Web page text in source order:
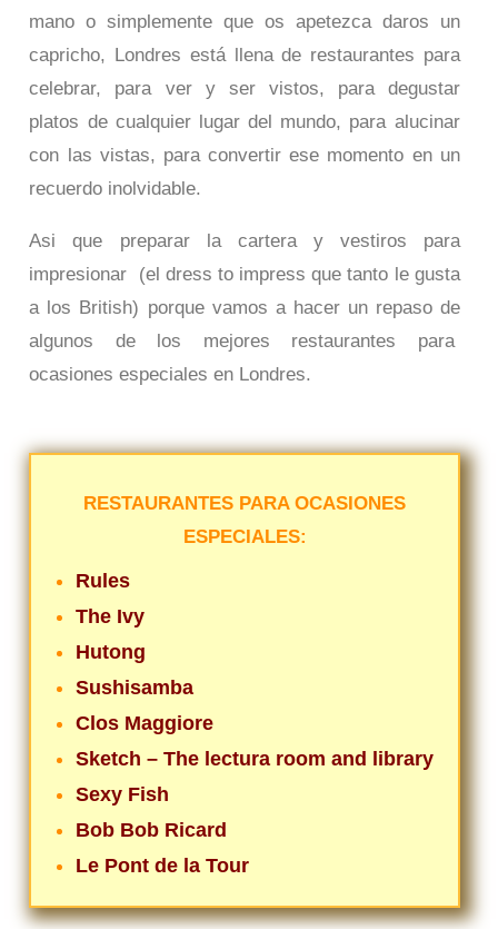
mano o simplemente que os apetezca daros un
capricho, Londres está llena de restaurantes para
celebrar, para ver y ser vistos, para degustar
platos de cualquier lugar del mundo, para alucinar
con las vistas, para convertir ese momento en un
recuerdo inolvidable.
Asi que preparar la cartera y vestiros para
impresionar (el dress to impress que tanto le gusta
a los British) porque vamos a hacer un repaso de
algunos de los mejores restaurantes para
ocasiones especiales en Londres.
RESTAURANTES PARA OCASIONES
ESPECIALES:
Rules
The Ivy
Hutong
Sushisamba
Clos Maggiore
Sketch – The lectura room and library
Sexy Fish
Bob Bob Ricard
Le Pont de la Tour